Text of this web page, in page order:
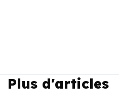
Plus d'articles